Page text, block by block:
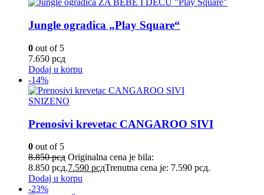
Jungle ogradica „Play Square“
0 out of 5
7.650 рсд
Dodaj u korpu
-14%
SNIZENO
Prenosivi krevetac CANGAROO SIVI
0 out of 5
8.850рсд Originalna cena je bila:
8.850 рсд.7.590 рсдTrenutna cena je: 7.590 рсд.
Dodaj u korpu
-23%